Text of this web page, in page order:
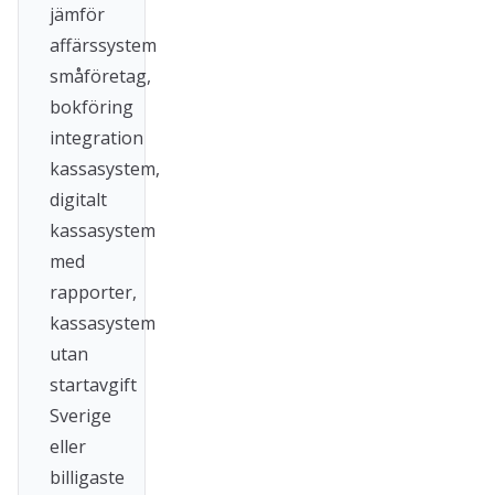
jämför
affärssystem
småföretag,
bokföring
integration
kassasystem,
digitalt
kassasystem
med
rapporter,
kassasystem
utan
startavgift
Sverige
eller
billigaste